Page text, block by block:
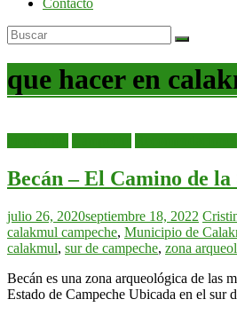
Contacto
que hacer en
Becán – El Camino de la
julio 26, 2020septiembre 18, 2022
calakmul campeche, Municipio de
calakmul, sur de campeche, zona
Becán es una zona arqueológica de las
Estado de Campeche Ubicada en el sur